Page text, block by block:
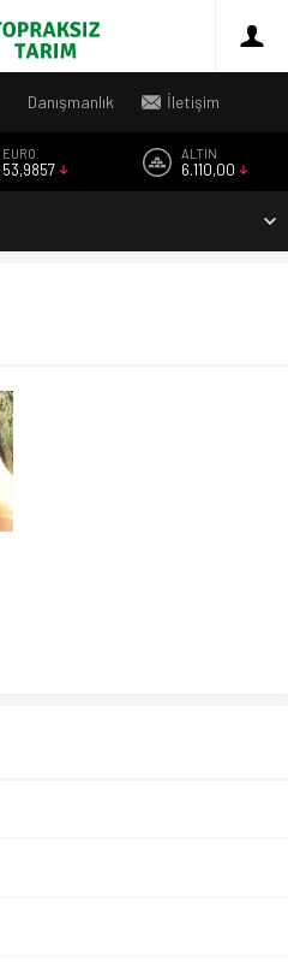
Danışmanlık İletişim
EURO
53,9857
ALTIN
6.110,00